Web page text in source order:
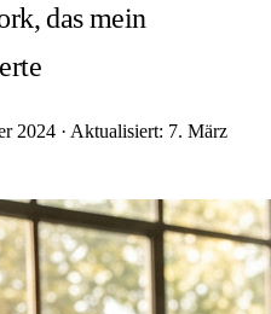
das mein
2024 · Aktualisiert: 7. März